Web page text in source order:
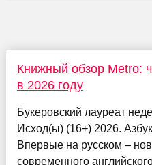
Книжный обзор Metro:
в 2026 году
Букеровский лауреат
Исход(ы) (16+) 2026.
Впервые на русском –
современного